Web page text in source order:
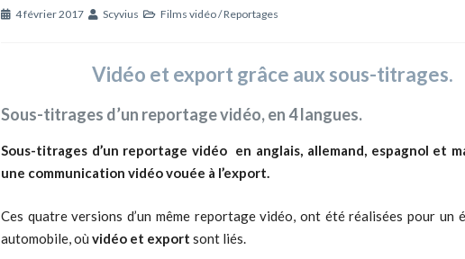
4 février 2017 Scyvius Films vidéo/Reportages
Vidéo et export grâce aux sous-titrages.
Sous-titrages d’un reportage vidéo, en 4 langues.
Sous-titrages d’un reportage vidéo en anglais, allemand, espagnol et
une communication vidéo vouée à l’export.
Ces quatre versions d’un même reportage vidéo, ont été réalisées pour un
automobile, où vidéo et export sont liés.